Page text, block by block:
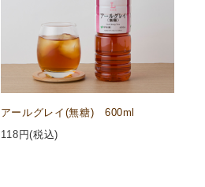
アールグレイ(無糖) 600ml
118 円(税込)